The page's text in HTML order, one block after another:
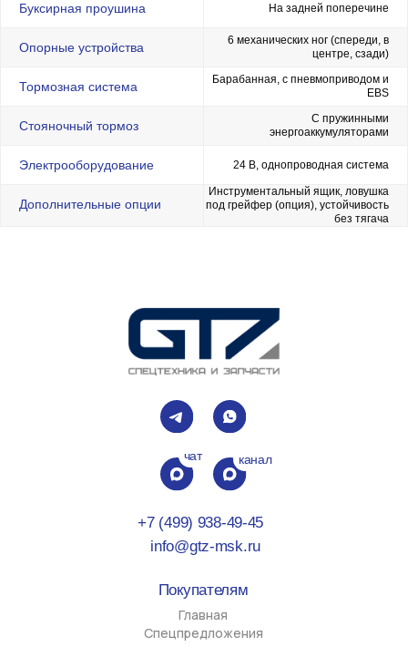
Буксирная проушина На задней поперечине
Опорные устройства
6 механических ног (спереди, в
центре, сзади)
Тормозная система
Барабанная, с пневмоприводом и
EBS
Стояночный тормоз
С пружинными
энергоаккумуляторами
Электрооборудование 24 В, однопроводная система
Дополнительные опции
Инструментальный ящик, ловушка
под грейфер (опция), устойчивость
без тягача
Коммунальная и дорожная техника
Лесная промышленность
Транспорт для логистики
Гидроманипуляторы
г. Химки, Вашутинское шоссе, д. 24Б
г. Великие Луки, пр-кт Октябрьский, д. 136
Офисы
ООО "Джитизет", ИНН 6025051738, ОГРН
1196027003380
Юридический адрес 182113, Псковская обл, г. Великие
Луки, пр-т Октябрьский 136, каб. 17
ул. Московская стр. 38А, оф. 904
Обращаем Ваше внимание на то, что данный интернет-сайт
носит исключительно информационный характер и ни при каких
условиях информационные материалы и цены, размещенные на
положениями ст. 437 ГК РФ. Все товарные знаки, логотипы,
наименования моделей и брендов, упомянутые на сайте gtz-
msk.ru, являются собственностью их законных
правообладателей. Использование названий марок техники
обозначения применимости и совместимости техники или
комплектующих, поставляемых ООО «ДЖИТИЗЕТ». ООО
«ДЖИТИЗЕТ» не является официальным дилером,
представителем или аффилированным лицом указанных
нарушает исключительные права правообладателей в
соответствии со ст. 1487 ГК РФ. Любое использование
информационных материалов, размещённых на сайте, в том
числе копирование, распространение, передача третьим
лицам, опубликование или иные действия, считающиеся